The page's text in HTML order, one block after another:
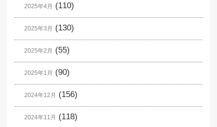
2025年4月 (110)
2025年3月 (130)
2025年2月 (55)
2025年1月 (90)
2024年12月 (156)
2024年11月 (118)